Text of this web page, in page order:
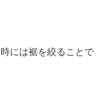
には裾を絞ることで